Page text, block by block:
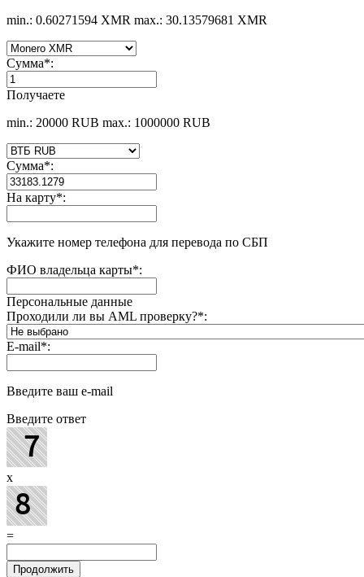
min.: 0.60271594 XMR max.: 30.13579681 XMR
Сумма*:
Получаете
min.: 20000 RUB max.: 1000000 RUB
Сумма*:
На карту*:
Укажите номер телефона для перевода по СБП
ФИО владельца карты*:
Персональные данные
Проходили ли вы AML проверку?*:
E-mail*:
Введите ваш e-mail
Введите ответ
x
=